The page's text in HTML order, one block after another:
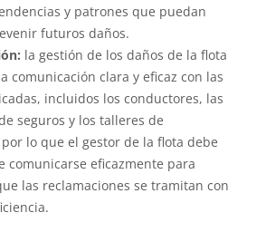
y patrones que puedan
futuros daños.
la gestión de los daños de la flota
comunicación clara y eficaz con las
incluidos los conductores, las
seguros y los talleres de
lo que el gestor de la flota debe
comunicarse eficazmente para
las reclamaciones se tramitan con